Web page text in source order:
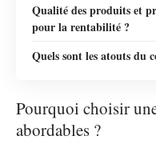
Qualité des produits et
pour la rentabilité ?
Quels sont les atouts du
Pourquoi choisir
abordables ?